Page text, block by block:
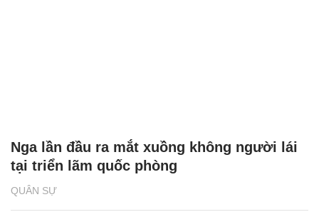
QUÂN SỰ
Nga lần đầu ra mắt xuồng không người lái
tại triển lãm quốc phòng